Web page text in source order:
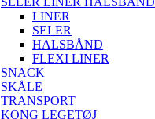
LINER
SELER
HALSBÅND
FLEXI LINER
SNACK
SKÅLE
TRANSPORT
KONG LEGETØJ